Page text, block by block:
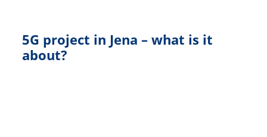
5G project in Jena – what is it
about?